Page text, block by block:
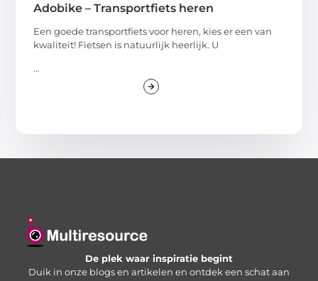
Adobike – Transportfiets heren
Een goede transportfiets voor heren, kies er een van
kwaliteit! Fietsen is natuurlijk heerlijk. U
...
De plek waar inspiratie begint
Duik in onze blogs en artikelen en ontdek een schat aan